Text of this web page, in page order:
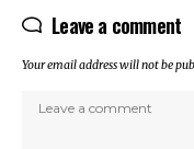
Leave a comment
Your email address will not be